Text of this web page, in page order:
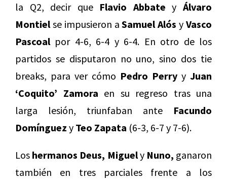
la Q2, decir que Flavio Abbate yÁlvaro
Montielse impusieron aSamuel Alós yVasco
Pascoalpor 4-6, 6-4 y 6-4. En otro de los
partidos se disputaron no uno, sino dos tie
breaks, para ver cómo Pedro Perry y Juan
‘Coquito’ Zamora en su regreso tras una
larga lesión, triunfaban ante Facundo
Domínguez y Teo Zapata (6-3, 6-7 y 7-6).
Los hermanos Deus, Miguely Nuno, ganaron
también en tres parciales frente a los